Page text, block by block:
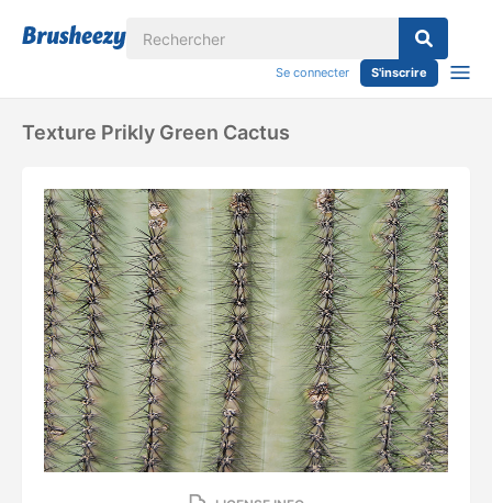
Se connecter S'inscrire
Texture Prikly Green Cactus